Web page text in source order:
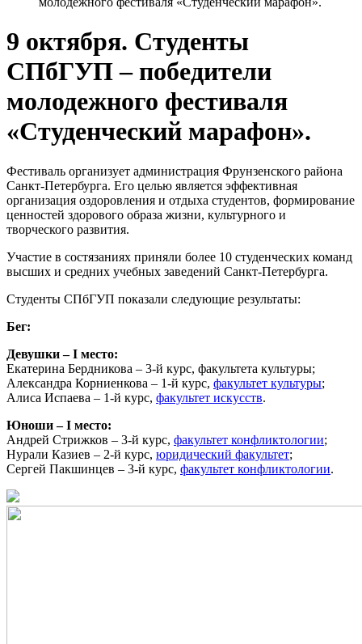
9 октября. Студенты
СПбГУП – победители
молодежного фестиваля
«Студенческий марафон».
Фестиваль организует администрация Фрунзенского района
Санкт-Петербурга. Его целью является эффективная
организация оздоровления и отдыха студентов, формирование
ценностей здорового образа жизни, культурного и
творческого развития.
Участие в состязаниях приняли более 10 студенческих команд
высших и средних учебных заведений Санкт-Петербурга.
Студенты СПбГУП показали следующие результаты:
Бег:
Девушки –I место:
Екатерина Бердникова – 3-й курс, факультета культуры;
Александра Корниенкова – 1-й курс, факультет культуры;
Алиса Испаева – 1-й курс, факультет искусств.
Юноши – I место:
Андрей Стрижков – 3-й курс, факультет конфликтологии;
Нурали Казиев – 2-й курс, юридический факультет;
Сергей Пакшинцев – 3-й курс, факультет конфликтологии.